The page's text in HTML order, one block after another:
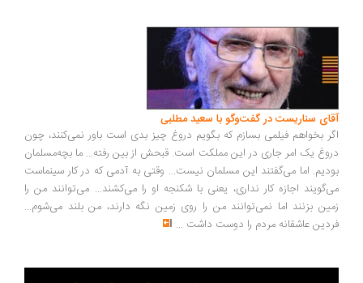
سناریست در گفت‌وگو با سعید مطلبی
بخواهم فیلمی بسازم که بگویم دروغ چیز بدی است باور نمی‌کنند، چون
یک امر جاری در این مملکت است. قبحش از بین رفته... ما بچه‌مسلمان
اما می‌گفتند این مسلمان نیست... وقتی به آدمی که در کار سینماست
اجازه کار نداری، یعنی با شکنجه او را می‌کشند... می‌توانند من را
بزنند اما نمی‌توانند من را روی زمین نگه دارند، من بلند می‌شوم...
عاشقانه مردم را دوست داشت ...